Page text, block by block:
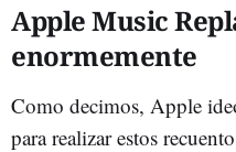
Apple Music
enormemente
Como decimos, Apple
para realizar estos